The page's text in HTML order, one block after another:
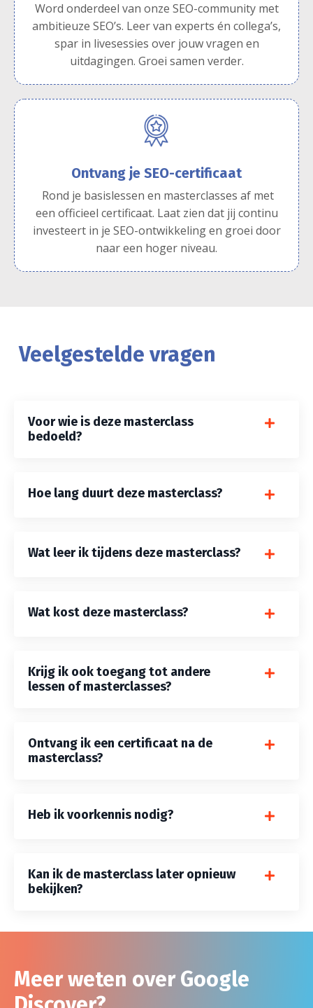
Word onderdeel van onze SEO-community met
ambitieuze SEO’s. Leer van experts én collega’s,
spar in livesessies over jouw vragen en
uitdagingen. Groei samen verder.
Ontvang je SEO-certificaat
Rond je basislessen en masterclasses af met
een officieel certificaat. Laat zien dat jij continu
investeert in je SEO-ontwikkeling en groei door
naar een hoger niveau.
Veelgestelde vragen
Voor wie is deze masterclass
bedoeld?
Hoe lang duurt deze masterclass?
Wat leer ik tijdens deze masterclass?
Wat kost deze masterclass?
Krijg ik ook toegang tot andere
lessen of masterclasses?
Ontvang ik een certificaat na de
masterclass?
Heb ik voorkennis nodig?
Kan ik de masterclass later opnieuw
bekijken?
Meer weten over Google